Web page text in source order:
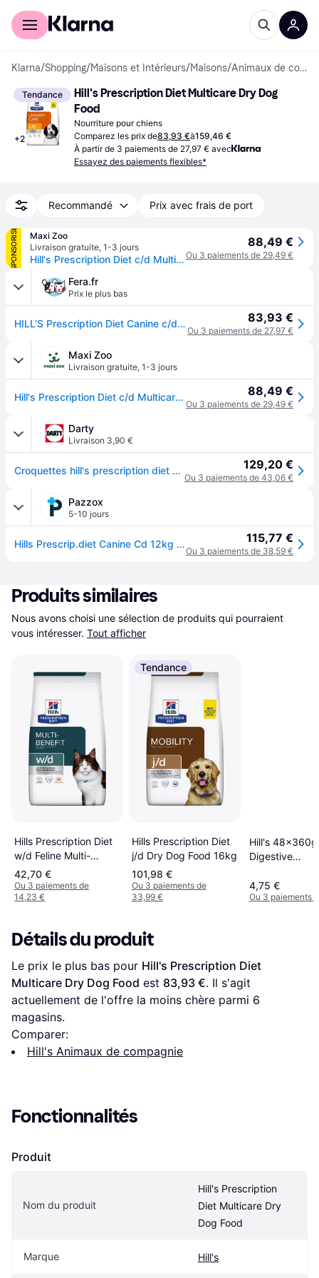
Acheter avec Klarna
Klarna/Shopping/Maisons et Intérieurs/Maisons/ Animaux de compagnie
Tendance
+2
Hill's Prescription Diet Multicare Dry Dog
Food
Nourriture pour chiens
Comparez les prix de83,93 €à159,46 €
À partir de 3 paiements de 27,97 € avec
Essayez des paiements flexibles*
Recommandé Prix avec frais de port
SPONSORISÉ
Maxi Zoo
Livraison gratuite, 1-3 jours
Hill's Prescription Diet c/d Multicare 12 kg
88,49 €
Ou 3 paiements de 29,49 €
Fera.fr
Prix le plus bas
HILL'S Prescription Diet Canine c/d Multicare Chicken 12 kg 83,93 €
Ou 3 paiements de 27,97 €
Maxi Zoo
Livraison gratuite, 1-3 jours
Hill's Prescription Diet c/d Multicare 12 kg 88,49 €
Ou 3 paiements de 29,49 €
Darty
Livraison 3,90 €
Croquettes hill's prescription diet canine c/d sac 12 kg 129,20 €
Ou 3 paiements de 43,06 €
Pazzox
5-10 jours
Hills Prescrip.diet Canine Cd 12kg 9176n 115,77 €
Ou 3 paiements de 38,59 €
Produits similaires
Nous avons choisi une sélection de produits qui pourraient
vous intéresser. Tout afficher
Hills Prescription Diet
w/d Feline Multi-
Benefit 3 kg
42,70 €
Ou 3 paiements de
14,23 €
Tendance
Hills Prescription Diet
j/d Dry Dog Food 16kg
101,98 €
Ou 3 paiements de
33,99 €
Hill's
Digestive
hundefoder
4,75 €
Ou 3 paiements
Détails du produit
Le prix le plus bas pour Hill's Prescription Diet
Multicare Dry Dog Food est 83,93 €. Il s'agit
actuellement de l'offre la moins chère parmi 6
magasins.
Comparer:
Hill's Animaux de compagnie
Fonctionnalités
Produit
Nom du produit
Hill's Prescription
Diet Multicare Dry
Dog Food
Marque Hill's